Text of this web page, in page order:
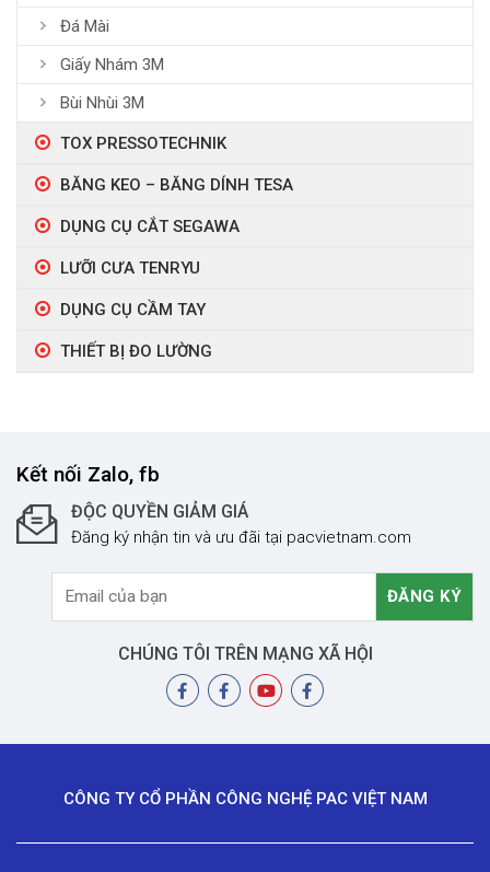
Đá Mài
Giấy Nhám 3M
Bùi Nhùi 3M
TOX PRESSOTECHNIK
BĂNG KEO – BĂNG DÍNH TESA
DỤNG CỤ CẮT SEGAWA
LƯỠI CƯA TENRYU
DỤNG CỤ CẦM TAY
THIẾT BỊ ĐO LƯỜNG
Kết nối Zalo, fb
ĐỘC QUYỀN GIẢM GIÁ
Đăng ký nhận tin và ưu đãi tại pacvietnam.com
CHÚNG TÔI TRÊN MẠNG XÃ HỘI
CÔNG TY CỔ PHẦN CÔNG NGHỆ PAC VIỆT NAM